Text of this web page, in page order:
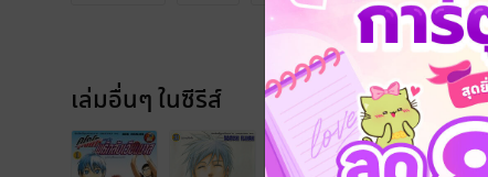
เล่มอื่นๆ ในซีรีส์